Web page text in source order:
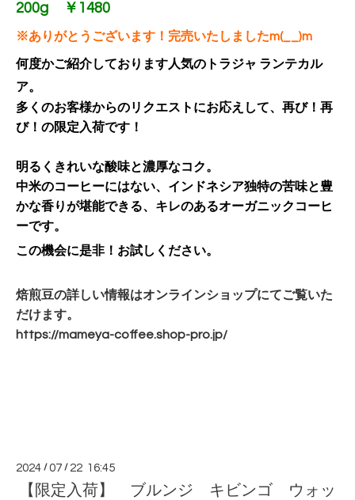
200g ￥1480
※ありがとうございます！完売いたしましたm(__)m
何度かご紹介しております人気のトラジャ ランテカル
ア。
多くのお客様からのリクエストにお応えして、再び！再
び！の限定入荷です！
明るくきれいな酸味と濃厚なコク。
中米のコーヒーにはない、インドネシア独特の苦味と豊
かな香りが堪能できる、キレのあるオーガニックコーヒ
ーです。
この機会に是非！お試しください。
焙煎豆の詳しい情報はオンラインショップにてご覧いた
だけます。
https://mameya-coffee.shop-pro.jp/
2024 /07 / 22 16:45
【限定入荷】 ブルンジ キビンゴ ウォッ